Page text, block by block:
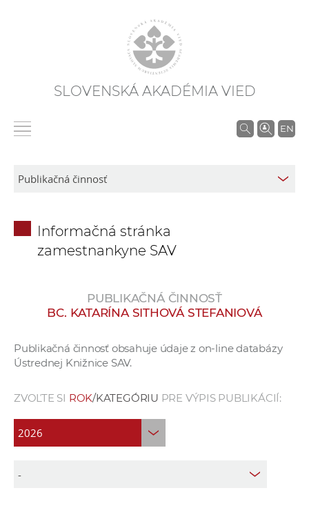
SLOVENSKÁ AKADÉMIA VIED
EN
V
e
p
c
í
Informačná stránka
zamestnankyne SAV
PUBLIKAČNÁ ČINNOSŤ
BC. KATARÍNA SITHOVÁ STEFANIOVÁ
Publikačná činnosť obsahuje údaje z on-line databázy
Ústrednej Knižnice SAV.
ZVOĽTE SI ROK/KATEGÓRIU PRE VÝPIS PUBLIKÁCIÍ: